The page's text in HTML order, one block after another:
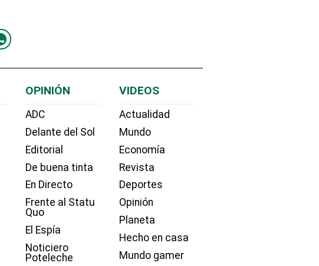
OPINIÓN
ADC
Delante del Sol
Editorial
De buena tinta
En Directo
Frente al Statu
Quo
El Espía
Noticiero
Poteleche
VIDEOS
Actualidad
Mundo
Economía
Revista
Deportes
Opinión
Planeta
Hecho en casa
Mundo gamer